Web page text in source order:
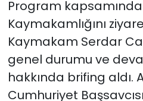
Program
Kaymakamlığını
Kaymakam Serdar
genel durumu ve
hakkında brifing aldı.
Cumhuriyet